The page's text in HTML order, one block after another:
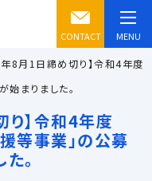
MENU
CONTACT
8月1日締め切り】令和4年度
始まりました。
】令和4年度
等事業」の公募
。